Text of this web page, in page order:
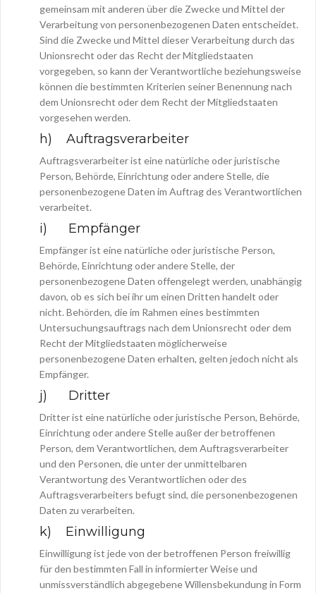
gemeinsam mit anderen über die Zwecke und Mittel der
Verarbeitung von personenbezogenen Daten entscheidet.
Sind die Zwecke und Mittel dieser Verarbeitung durch das
Unionsrecht oder das Recht der Mitgliedstaaten
vorgegeben, so kann der Verantwortliche beziehungsweise
können die bestimmten Kriterien seiner Benennung nach
dem Unionsrecht oder dem Recht der Mitgliedstaaten
vorgesehen werden.
h) Auftragsverarbeiter
Auftragsverarbeiter ist eine natürliche oder juristische
Person, Behörde, Einrichtung oder andere Stelle, die
personenbezogene Daten im Auftrag des Verantwortlichen
verarbeitet.
i) Empfänger
Empfänger ist eine natürliche oder juristische Person,
Behörde, Einrichtung oder andere Stelle, der
personenbezogene Daten offengelegt werden, unabhängig
davon, ob es sich bei ihr um einen Dritten handelt oder
nicht. Behörden, die im Rahmen eines bestimmten
Untersuchungsauftrags nach dem Unionsrecht oder dem
Recht der Mitgliedstaaten möglicherweise
personenbezogene Daten erhalten, gelten jedoch nicht als
Empfänger.
j) Dritter
Dritter ist eine natürliche oder juristische Person, Behörde,
Einrichtung oder andere Stelle außer der betroffenen
Person, dem Verantwortlichen, dem Auftragsverarbeiter
und den Personen, die unter der unmittelbaren
Verantwortung des Verantwortlichen oder des
Auftragsverarbeiters befugt sind, die personenbezogenen
Daten zu verarbeiten.
k) Einwilligung
Einwilligung ist jede von der betroffenen Person freiwillig
für den bestimmten Fall in informierter Weise und
unmissverständlich abgegebene Willensbekundung in Form